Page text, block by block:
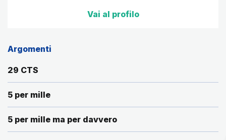
Vai al profilo
Argomenti
29 CTS
5 per mille
5 per mille ma per davvero